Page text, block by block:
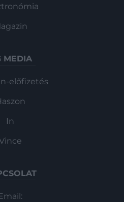
MEDIA
előfizetés
In